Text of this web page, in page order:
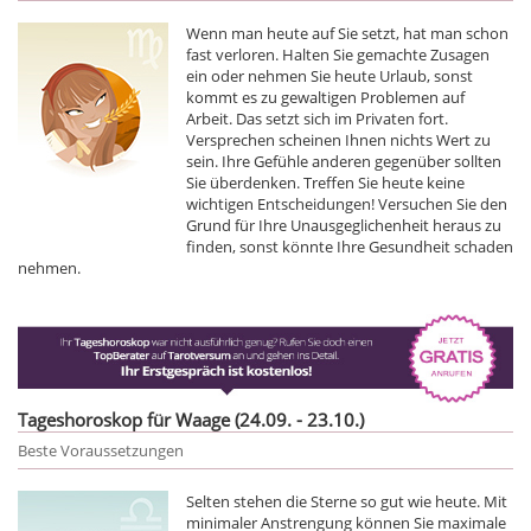
Wenn man heute auf Sie setzt, hat man schon
fast verloren. Halten Sie gemachte Zusagen
ein oder nehmen Sie heute Urlaub, sonst
kommt es zu gewaltigen Problemen auf
Arbeit. Das setzt sich im Privaten fort.
Versprechen scheinen Ihnen nichts Wert zu
sein. Ihre Gefühle anderen gegenüber sollten
Sie überdenken. Treffen Sie heute keine
wichtigen Entscheidungen! Versuchen Sie den
Grund für Ihre Unausgeglichenheit heraus zu
finden, sonst könnte Ihre Gesundheit schaden
nehmen.
Tageshoroskop für Waage (24.09. - 23.10.)
Beste Voraussetzungen
Selten stehen die Sterne so gut wie heute. Mit
minimaler Anstrengung können Sie maximale